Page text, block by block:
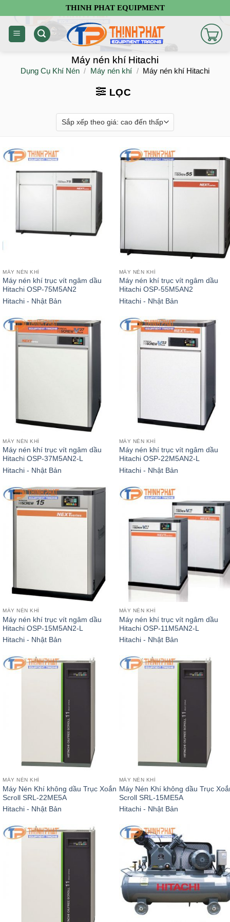
đến
dung
THINH PHAT EQUIPMENT
Máy nén khí Hitachi
Dụng Cụ Khí Nén / Máy nén khí / Máy nén khí Hitachi
LỌC
MÁY NÉN KHÍ
Máy nén khí trục vít ngâm dầu
Hitachi OSP-75M5AN2
Hitachi - Nhật Bản
MÁY NÉN KHÍ
Máy nén khí trục vít ngâm dầu
Hitachi OSP-55M5AN2
Hitachi - Nhật Bản
MÁY NÉN KHÍ
Máy nén khí trục vít ngâm dầu
Hitachi OSP-37M5AN2-L
Hitachi - Nhật Bản
MÁY NÉN KHÍ
Máy nén khí trục vít ngâm dầu
Hitachi OSP-22M5AN2-L
Hitachi - Nhật Bản
MÁY NÉN KHÍ
Máy nén khí trục vít ngâm dầu
Hitachi OSP-15M5AN2-L
Hitachi - Nhật Bản
MÁY NÉN KHÍ
Máy nén khí trục vít ngâm dầu
Hitachi OSP-11M5AN2-L
Hitachi - Nhật Bản
MÁY NÉN KHÍ
Máy Nén Khí không dầu Trục Xoắn
Scroll SRL-22ME5A
Hitachi - Nhật Bản
MÁY NÉN KHÍ
Máy Nén Khí không dầu Trục
Scroll SRL-15ME5A
Hitachi - Nhật Bản